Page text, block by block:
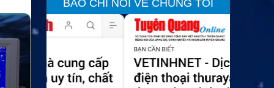
BÁO CHÍ NÓI VỀ CHÚNG TÔI